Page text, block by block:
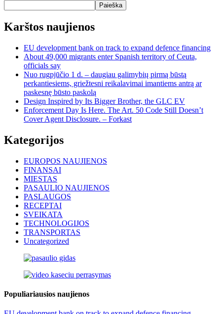
Paieška
Karštos naujienos
EU development bank on track to expand defence financing
About 49,000 migrants enter Spanish territory of Ceuta,
officials say
Nuo rugpjūčio 1 d. – daugiau galimybių pirmą būstą
perkantiesiems, griežtesni reikalavimai imantiems antrą ar
paskesnę būsto paskolą
Design Inspired by Its Bigger Brother, the GLC EV
Enforcement Day Is Here. The Art. 50 Code Still Doesn’t
Cover Agent Disclosure. – Forkast
Kategorijos
EUROPOS NAUJIENOS
FINANSAI
MIESTAS
PASAULIO NAUJIENOS
PASLAUGOS
RECEPTAI
SVEIKATA
TECHNOLOGIJOS
TRANSPORTAS
Uncategorized
Populiariausios naujienos